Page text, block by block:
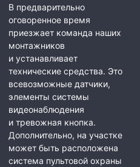
В предварительно
оговоренное время
приезжает команда наших
монтажников
и устанавливает
технические средства. Это
всевозможные датчики,
элементы системы
видеонаблюдения
и тревожная кнопка.
Дополнительно, на участке
может быть расположена
система пультовой охраны